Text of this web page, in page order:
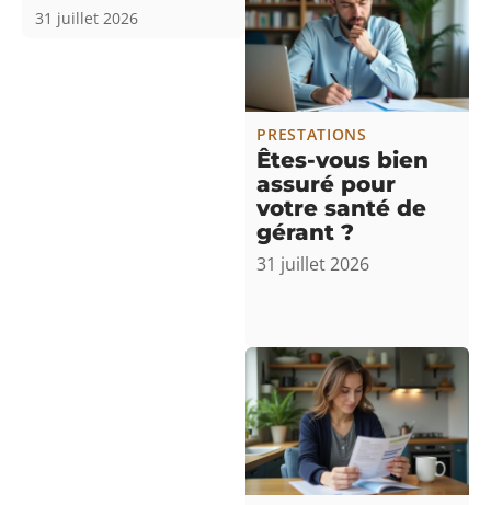
31 juillet 2026
PRESTATIONS
Êtes-vous bien
assuré pour
votre santé de
gérant ?
31 juillet 2026